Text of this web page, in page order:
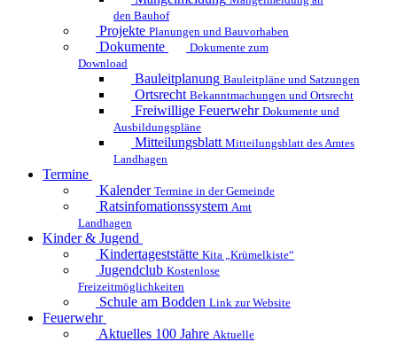
den Bauhof
Projekte Planungen und Bauvorhaben
Dokumente
Dokumente zum
Download
Bauleitplanung Bauleitpläne und Satzungen
Ortsrecht Bekanntmachungen und Ortsrecht
Freiwillige Feuerwehr Dokumente und
Ausbildungspläne
Mitteilungsblatt Mitteilungsblatt des Amtes
Landhagen
Termine
Kalender Termine in der Gemeinde
Ratsinfomationssystem Amt
Landhagen
Kinder & Jugend
Kindertageststätte Kita „Krümelkiste“
Jugendclub Kostenlose
Freizeitmöglichkeiten
Schule am Bodden Link zur Website
Feuerwehr
Aktuelles 100 Jahre Aktuelle